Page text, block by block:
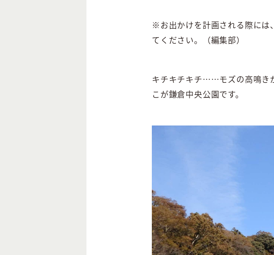
※お出かけを計画される際には
てください。（編集部）
キチキチキチ……モズの高鳴き
こが鎌倉中央公園です。